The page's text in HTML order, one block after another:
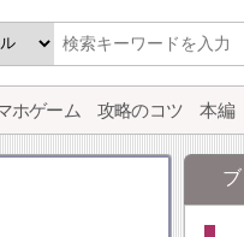
ホゲーム 攻略のコツ 本編